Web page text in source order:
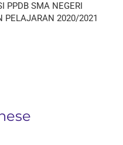
PPDB SMA NEGERI
PELAJARAN 2020/2021